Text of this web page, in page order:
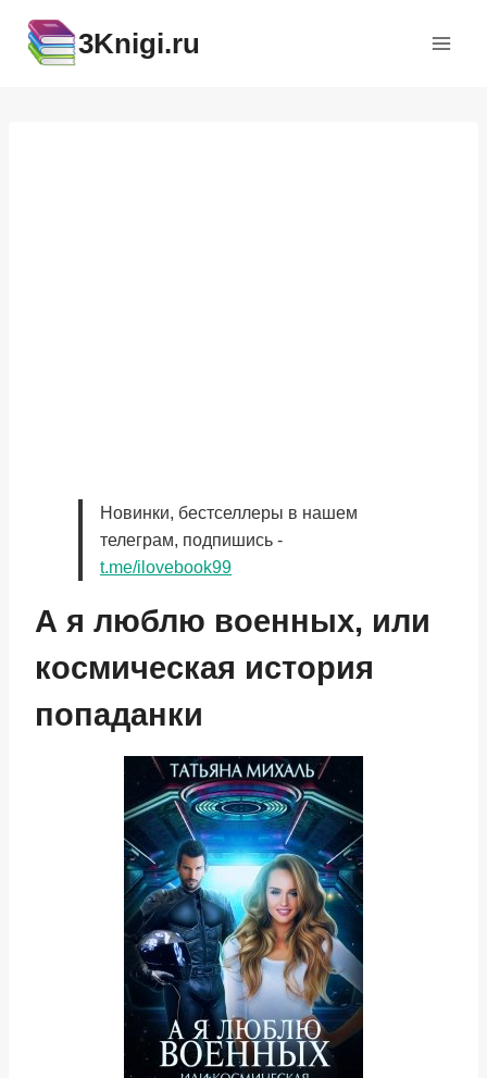
содержимому
3Knigi.ru
Новинки, бестселлеры в нашем
телеграм, подпишись -
t.me/ilovebook99
А я люблю военных, или
космическая история
попаданки